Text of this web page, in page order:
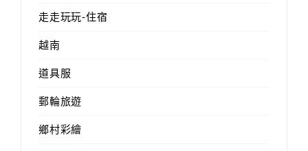
走走玩玩-住宿
越南
道具服
郵輪旅遊
鄉村彩繪